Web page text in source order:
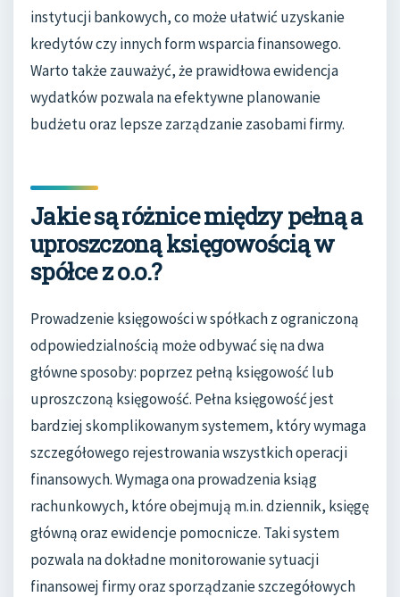
instytucji bankowych, co może ułatwić uzyskanie
kredytów czy innych form wsparcia finansowego.
Warto także zauważyć, że prawidłowa ewidencja
wydatków pozwala na efektywne planowanie
budżetu oraz lepsze zarządzanie zasobami firmy.
Jakie są różnice między pełną a
uproszczoną księgowością w
spółce z o.o.?
Prowadzenie księgowości w spółkach z ograniczoną
odpowiedzialnością może odbywać się na dwa
główne sposoby: poprzez pełną księgowość lub
uproszczoną księgowość. Pełna księgowość jest
bardziej skomplikowanym systemem, który wymaga
szczegółowego rejestrowania wszystkich operacji
finansowych. Wymaga ona prowadzenia ksiąg
rachunkowych, które obejmują m.in. dziennik, księgę
główną oraz ewidencje pomocnicze. Taki system
pozwala na dokładne monitorowanie sytuacji
finansowej firmy oraz sporządzanie szczegółowych